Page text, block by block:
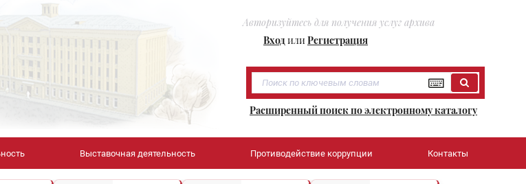
Авторизуйтесь для получения услуг архива
ВходилиРегистрация
Расширенный поиск по электронному каталогу
Выставочная деятельность Противодействие коррупции Контакты